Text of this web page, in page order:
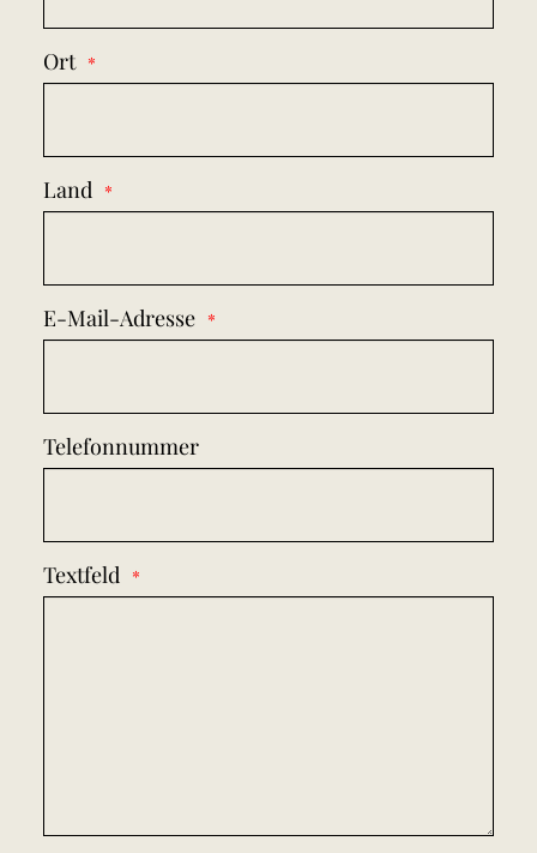
Ort
Land
E-Mail-Adresse
Telefonnummer
Textfeld